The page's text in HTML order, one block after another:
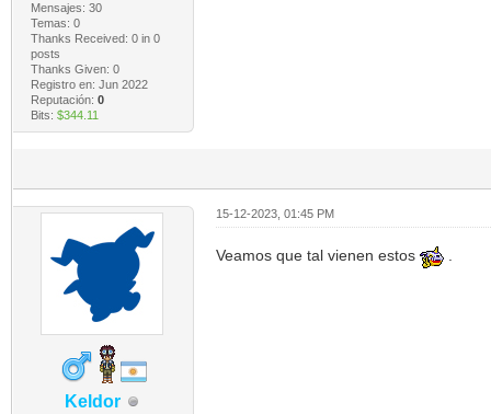
Mensajes: 30
Temas: 0
Thanks Received: 0in 0
posts
Thanks Given: 0
Registro en: Jun 2022
Reputación: 0
Bits: $344.11
Keldor
15-12-2023, 01:45 PM
Veamos que tal vienen estos .